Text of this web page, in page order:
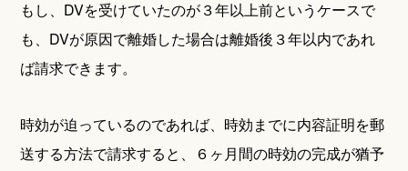
もし、DVを受けていたのが３年以上前というケースで
も、DVが原因で離婚した場合は離婚後３年以内であれ
ば請求できます。
時効が迫っているのであれば、時効までに内容証明を郵
送する方法で請求すると、６ヶ月間の時効の完成が猶予